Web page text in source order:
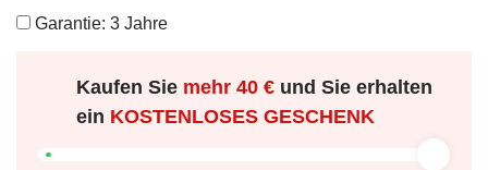
Garantie: 3 Jahre
Kaufen Sie mehr40 €und Sie erhalten
ein KOSTENLOSES GESCHENK